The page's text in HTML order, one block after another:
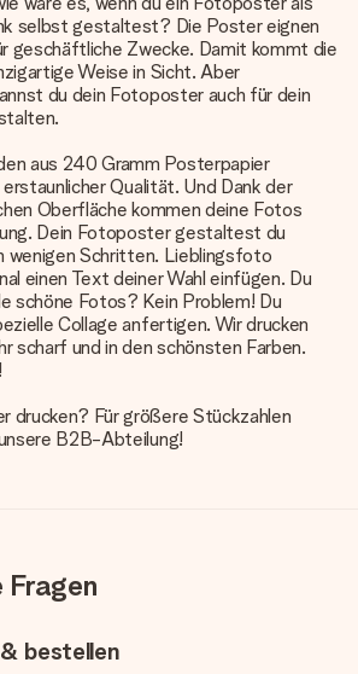
selbst gestaltest? Die Poster eignen
geschäftliche Zwecke. Damit kommt die
Weise in Sicht. Aber
du dein Fotoposter auch für dein
aus 240 Gramm Posterpapier
Qualität. Und Dank der
Oberfläche kommen deine Fotos
Dein Fotoposter gestaltest du
wenigen Schritten. Lieblingsfoto
einen Text deiner Wahl einfügen. Du
schöne Fotos? Kein Problem! Du
Collage anfertigen. Wir drucken
scharf und in den schönsten Farben.
drucken? Für größere Stückzahlen
B2B-Abteilung!
bestellen